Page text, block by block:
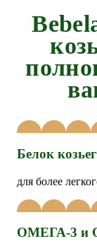
Белок
для более
ОМЕГА-3 и